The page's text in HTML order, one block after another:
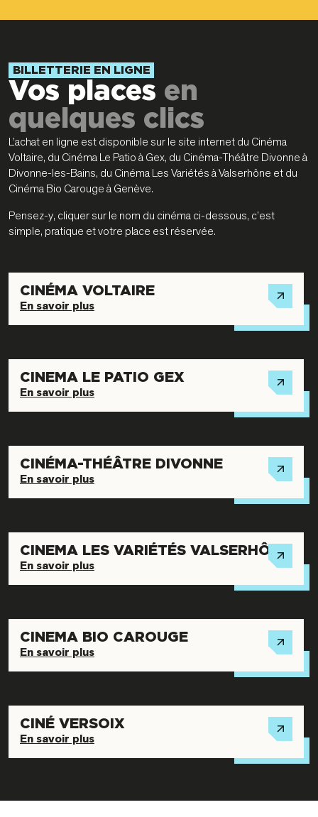
BILLETTERIE EN LIGNE
Vos places en
quelques clics
L’achat en ligne est disponible sur le site internet du Cinéma
Voltaire, du Cinéma Le Patio à Gex, du Cinéma-Théâtre Divonne à
Divonne-les-Bains, du Cinéma Les Variétés à Valserhône et du
Cinéma Bio Carouge à Genève.
Pensez-y, cliquer sur le nom du cinéma ci-dessous, c’est
simple, pratique et votre place est réservée.
CINÉMA VOLTAIRE
En savoir plus
CINEMA LE PATIO GEX
En savoir plus
CINÉMA-THÉÂTRE DIVONNE
En savoir plus
CINEMA LES VARIÉTÉS VALSERHÔNE
En savoir plus
CINEMA BIO CAROUGE
En savoir plus
CINÉ VERSOIX
En savoir plus